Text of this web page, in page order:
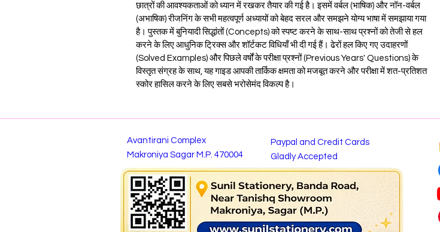
छात्रों की आवश्यकताओं को ध्यान में रखकर तैयार की गई है। इसमें वर्बल (भाषिक) और नॉन-वर्बल
(अभाषिक) रीजनिंग के सभी महत्वपूर्ण अध्यायों को बेहद सरल और समझने योग्य भाषा में समझाया गया
है। पुस्तक में बुनियादी सिद्धांतों (Concepts) को स्पष्ट करने के साथ-साथ प्रश्नों को तेजी से हल
करने के लिए आधुनिक ट्रिक्स और शॉर्टकट विधियाँ भी दी गई हैं। ढेरों हल किए गए उदाहरणों
(Solved Examples) और पिछले वर्षों के परीक्षा प्रश्नों (Previous Years' Questions) के
विस्तृत संग्रह के साथ, यह गाइड आपकी तार्किक क्षमता को मजबूत करने और परीक्षा में शत-प्रतिशत
स्कोर हासिल करने के लिए सबसे भरोसेमंद विकल्प है।
Avantirani Complex
Makroniya Sagar M.P. 470004
Paypal and Credit Cards
Gladly Accepted